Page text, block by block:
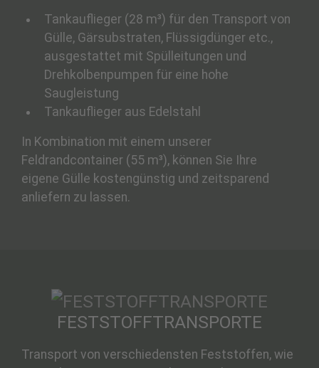
Tankauflieger (28 m³) für den Transport von
Gülle, Gärsubstraten, Flüssigdünger etc.,
ausgestattet mit Spülleitungen und
Drehkolbenpumpen für eine hohe
Saugleistung
Tankauflieger aus Edelstahl
In Kombination mit einem unserer
Feldrandcontainer (55 m³), können Sie Ihre
eigene Gülle kostengünstig und zeitsparend
anliefern zu lassen.
FESTSTOFFTRANSPORTE
Transport von verschiedensten Feststoffen, wie